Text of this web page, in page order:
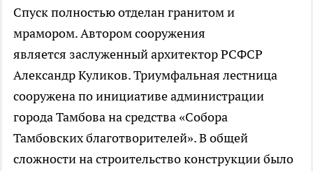
Спуск полностью отделан гранитом и
мрамором. Автором сооружения
является заслуженный архитектор РСФСР
Александр Куликов. Триумфальная лестница
сооружена по инициативе администрации
города Тамбова на средства «Собора
Тамбовских благотворителей». В общей
сложности на строительство конструкции было